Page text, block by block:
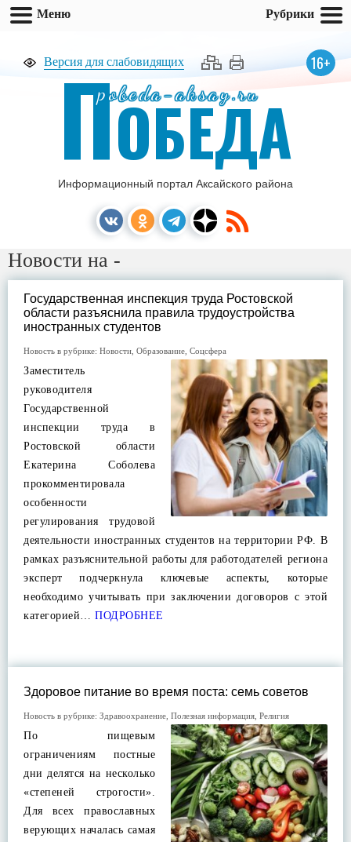
Версия для слабовидящих 16+
pobeda-aksay.ru
ПОБЕДА
Информационный портал Аксайского района
Новости на -
Государственная инспекция труда Ростовской
области разъяснила правила трудоустройства
иностранных студентов
Новость в рубрике: Новости Образование Соцсфера
Заместитель
руководителя
Государственной
инспекции труда в
Ростовской области
Екатерина Соболева
прокомментировала
особенности
регулирования трудовой
деятельности иностранных студентов на территории РФ. В
рамках разъяснительной работы для работодателей региона
эксперт подчеркнула ключевые аспекты, которые
необходимо учитывать при заключении договоров с этой
категорией… ПОДРОБНЕЕ
Здоровое питание во время поста: семь советов
Новость в рубрике: Здравоохранение Полезная информация Религия
По пищевым
ограничениям постные
дни делятся на несколько
«степеней строгости».
Для всех православных
верующих началась самая
Меню Рубрики